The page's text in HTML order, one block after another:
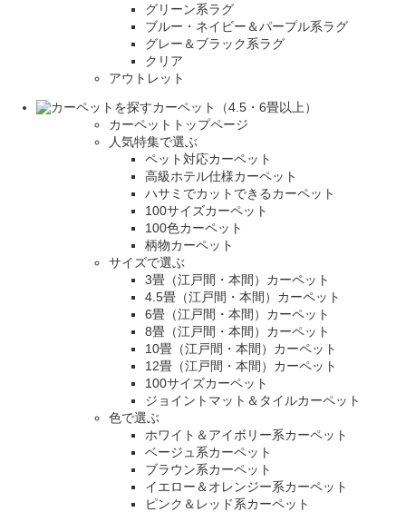
グリーン系ラグ
ブルー・ネイビー＆パープル系ラグ
グレー＆ブラック系ラグ
クリア
アウトレット
カーペット（4.5・6畳以上）
カーペットトップページ
人気特集で選ぶ
ペット対応カーペット
高級ホテル仕様カーペット
ハサミでカットできるカーペット
100サイズカーペット
100色カーペット
柄物カーペット
サイズで選ぶ
3畳（江戸間・本間）カーペット
4.5畳（江戸間・本間）カーペット
6畳（江戸間・本間）カーペット
8畳（江戸間・本間）カーペット
10畳（江戸間・本間）カーペット
12畳（江戸間・本間）カーペット
100サイズカーペット
ジョイントマット＆タイルカーペット
色で選ぶ
ホワイト＆アイボリー系カーペット
ベージュ系カーペット
ブラウン系カーペット
イエロー＆オレンジー系カーペット
ピンク＆レッド系カーペット